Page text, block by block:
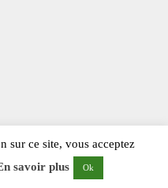
sur ce site, vous acceptez
savoir plus Ok